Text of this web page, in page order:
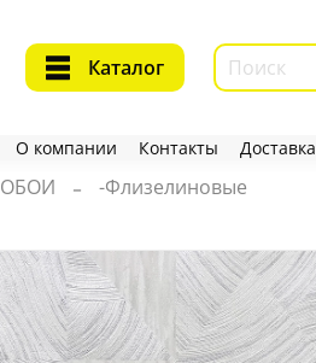
Каталог
О компании Контакты Доставка
ОБОИ -Флизелиновые